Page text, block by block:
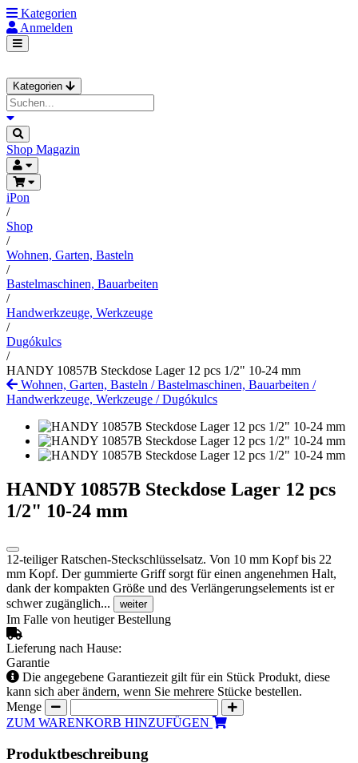
Kategorien
Anmelden
Kategorien
Shop Magazin
iPon
/
Shop
/
Wohnen, Garten, Basteln
/
Bastelmaschinen, Bauarbeiten
/
Handwerkzeuge, Werkzeuge
/
Dugókulcs
/
HANDY 10857B Steckdose Lager 12 pcs 1/2" 10-24 mm
Wohnen, Garten, Basteln /Bastelmaschinen, Bauarbeiten /
Handwerkzeuge, Werkzeuge /Dugókulcs
HANDY 10857B Steckdose Lager 12 pcs
1/2" 10-24 mm
12-teiliger Ratschen-Steckschlüsselsatz. Von 10 mm Kopf bis 22
mm Kopf. Der gummierte Griff sorgt für einen angenehmen Halt,
dank der kompakten Größe und des Verlängerungselements ist er
schwer zugänglich...
weiter
Im Falle von heutiger Bestellung
Lieferung nach Hause:
Garantie
Die angegebene Garantiezeit gilt für ein Stück Produkt, diese
kann sich aber ändern, wenn Sie mehrere Stücke bestellen.
Menge
ZUM WARENKORB HINZUFÜGEN
Produktbeschreibung